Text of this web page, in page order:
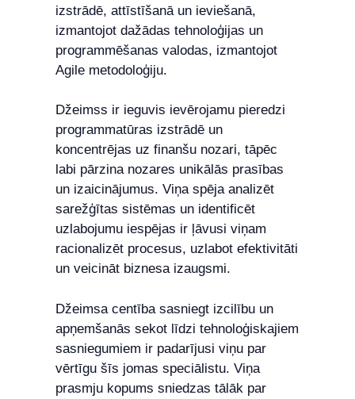
izstrādē, attīstīšanā un ieviešanā,
izmantojot dažādas tehnoloģijas un
programmēšanas valodas, izmantojot
Agile metodoloģiju.
Džeimss ir ieguvis ievērojamu pieredzi
programmatūras izstrādē un
koncentrējas uz finanšu nozari, tāpēc
labi pārzina nozares unikālās prasības
un izaicinājumus. Viņa spēja analizēt
sarežģītas sistēmas un identificēt
uzlabojumu iespējas ir ļāvusi viņam
racionalizēt procesus, uzlabot efektivitāti
un veicināt biznesa izaugsmi.
Džeimsa centība sasniegt izcilību un
apņemšanās sekot līdzi tehnoloģiskajiem
sasniegumiem ir padarījusi viņu par
vērtīgu šīs jomas speciālistu. Viņa
prasmju kopums sniedzas tālāk par